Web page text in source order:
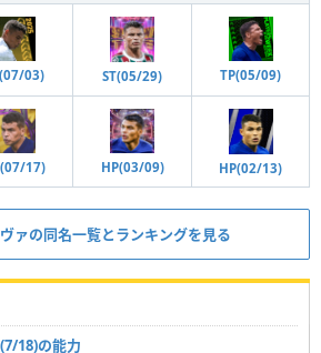
03) ST(05/29) TP(05/09)
17) HP(03/09) HP(02/13)
ァの同名一覧とランキングを見る
18)の能力